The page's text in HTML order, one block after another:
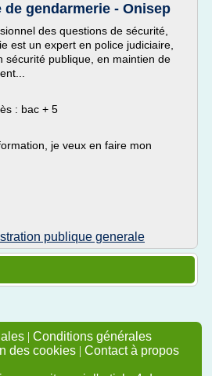
gendarmerie - Onisep
des questions de sécurité,
est un expert en police judiciaire,
sécurité publique, en maintien de
: bac + 5
je veux en faire mon
publique generale
| Conditions générales
des cookies | Contact à propos